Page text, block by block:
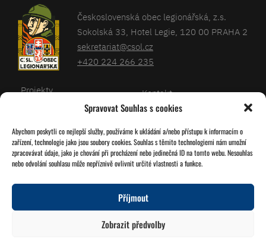
Spravovat Souhlas s cookies
Abychom poskytli co nejlepší služby, používáme k ukládání a/nebo přístupu k informacím o
zařízení, technologie jako jsou soubory cookies. Souhlas s těmito technologiemi nám umožní
zpracovávat údaje, jako je chování při procházení nebo jedinečná ID na tomto webu. Nesouhlas
nebo odvolání souhlasu může nepříznivě ovlivnit určité vlastnosti a funkce.
Příjmout
Zobrazit předvolby
Československá obec legionářská, z.s.
Sokolská 33, Hotel Legie, 120 00 PRAHA 2
sekretariat@csol.cz
+420 224 266 235
Sledujte nás!
Projekty
Kalendář
O nás
Kontakt
Databáze legionářů
Pro členy
Zásady cookies